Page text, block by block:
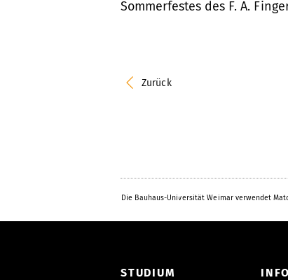
Sommerfestes des F. A.
Zurück
Die Bauhaus-Universität Weimar verwendet
STUDIUM